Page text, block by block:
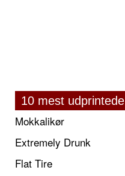
10 mest udprintede
Mokkalikør
Extremely Drunk
Flat Tire